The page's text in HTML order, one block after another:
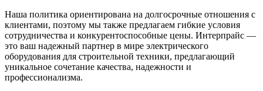
Наша политика ориентирована на долгосрочные отношения с
клиентами, поэтому мы также предлагаем гибкие условия
сотрудничества и конкурентоспособные цены. Интерпрайс —
это ваш надежный партнер в мире электрического
оборудования для строительной техники, предлагающий
уникальное сочетание качества, надежности и
профессионализма.